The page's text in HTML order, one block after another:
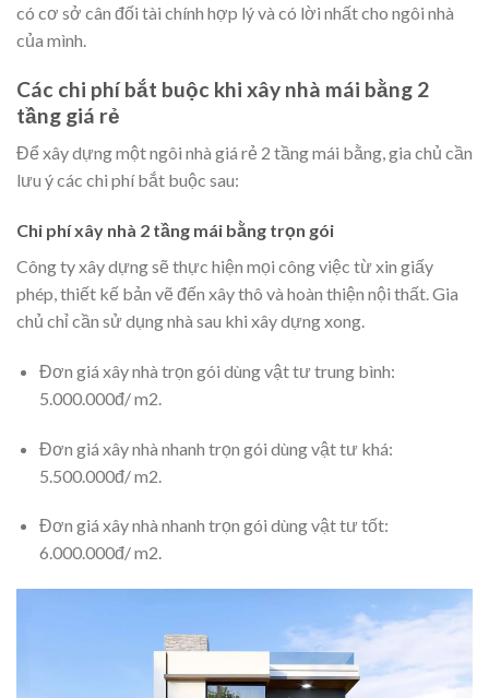
có cơ sở cân đối tài chính hợp lý và có lời nhất cho ngôi nhà
của mình.
Các chi phí bắt buộc khi xây nhà mái bằng 2
tầng giá rẻ
Để xây dựng một ngôi nhà giá rẻ 2 tầng mái bằng, gia chủ cần
lưu ý các chi phí bắt buộc sau:
Chi phí xây nhà 2 tầng mái bằng trọn gói
Công ty xây dựng sẽ thực hiện mọi công việc từ xin giấy
phép, thiết kế bản vẽ đến xây thô và hoàn thiện nội thất. Gia
chủ chỉ cần sử dụng nhà sau khi xây dựng xong.
Đơn giá xây nhà trọn gói dùng vật tư trung bình:
5.000.000đ/ m2.
Đơn giá xây nhà nhanh trọn gói dùng vật tư khá:
5.500.000đ/ m2.
Đơn giá xây nhà nhanh trọn gói dùng vật tư tốt:
6.000.000đ/ m2.